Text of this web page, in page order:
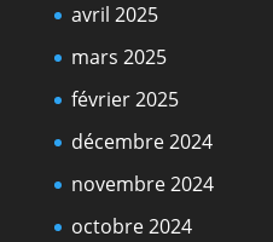
avril 2025
mars 2025
février 2025
décembre 2024
novembre 2024
octobre 2024